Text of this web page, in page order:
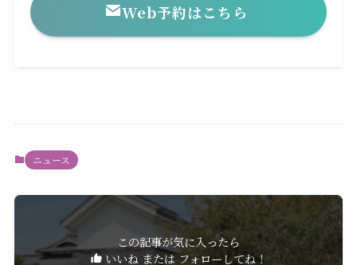
Web予約はこちら
ニュース
この記事が気に入ったら
いいね または フォローしてね！